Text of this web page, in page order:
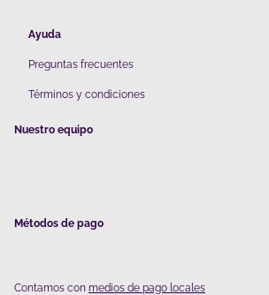
Ayuda
Preguntas frecuentes
Términos y condiciones
Nuestro equipo
Métodos de pago
Contamos con medios de pago locales